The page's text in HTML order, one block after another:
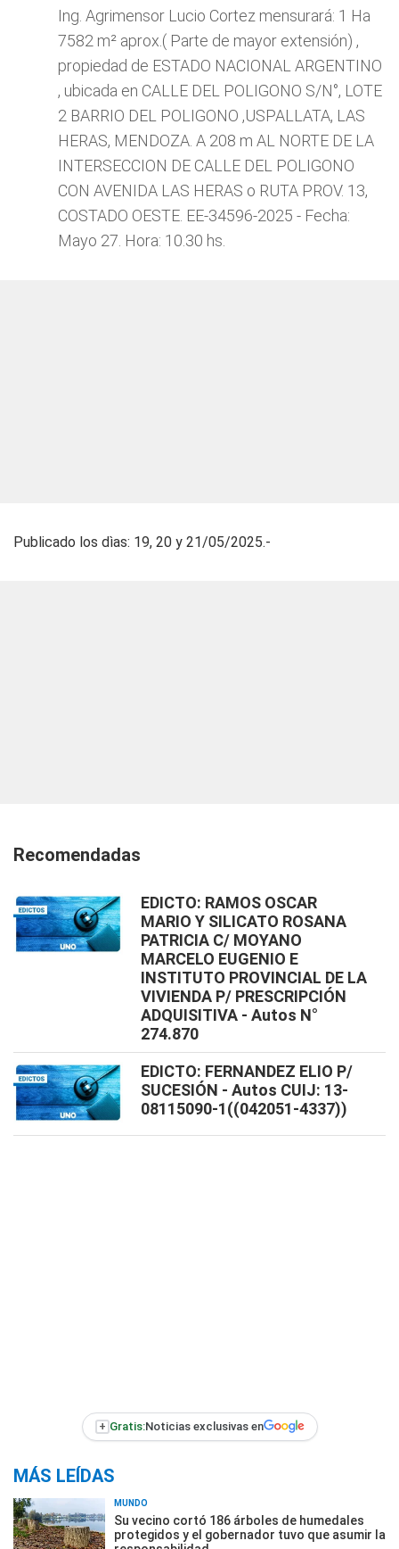
Ing. Agrimensor Lucio Cortez mensurará: 1 Ha
7582 m² aprox.( Parte de mayor extensión) ,
propiedad de ESTADO NACIONAL ARGENTINO
, ubicada en CALLE DEL POLIGONO S/N°, LOTE
2 BARRIO DEL POLIGONO ,USPALLATA, LAS
HERAS, MENDOZA. A 208 m AL NORTE DE LA
INTERSECCION DE CALLE DEL POLIGONO
CON AVENIDA LAS HERAS o RUTA PROV. 13,
COSTADO OESTE. EE-34596-2025 - Fecha:
Mayo 27. Hora: 10.30 hs.
Publicado los dìas: 19, 20 y 21/05/2025.-
Recomendadas
EDICTO: RAMOS OSCAR
MARIO Y SILICATO ROSANA
PATRICIA C/ MOYANO
MARCELO EUGENIO E
INSTITUTO PROVINCIAL DE LA
VIVIENDA P/ PRESCRIPCIÓN
ADQUISITIVA - Autos N°
274.870
EDICTO: FERNANDEZ ELIO P/
SUCESIÓN - Autos CUIJ: 13-
08115090-1((042051-4337))
+ Gratis:Noticias exclusivas en
MÁS LEÍDAS
MUNDO
Su vecino cortó 186 árboles de humedales
protegidos y el gobernador tuvo que asumir la